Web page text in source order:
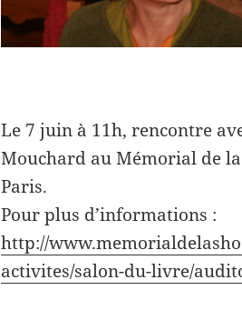
Le 7 juin à 11h, rencontre
Mouchard au Mémorial de
Paris.
Pour plus d’informations :
http://
activites/salon-du-livre/